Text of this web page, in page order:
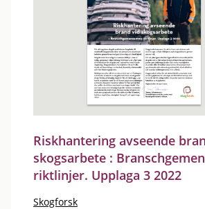
Riskhantering avseende
skogsarbete :
riktlinjer. Upplaga 3 2022
Skogforsk